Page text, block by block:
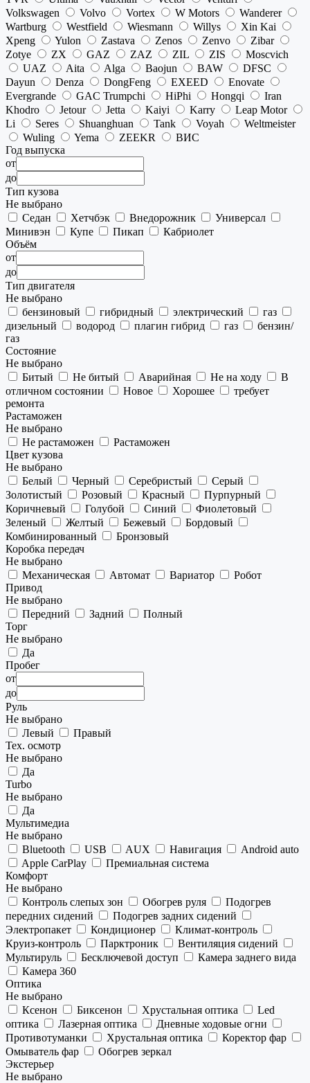
Volkswagen
Volvo Vortex W Motors
Wanderer
Wartburg
Westfield Wiesmann Willys
Xin Kai
Xpeng
Yulon Zastava Zenos Zenvo
Zibar
Zotye
ZX GAZ ZAZ ZIL ZIS
Moscvich
UAZ
Aita Alga Baojun BAW
DFSC
Dayun
Denza DongFeng EXEED
Enovate
Evergrande
GAC Trumpchi HiPhi Hongqi
Iran
Khodro
Jetour Jetta Kaiyi Karry
Leap Motor
Li
Seres Shuanghuan Tank Voyah
Weltmeister
Wuling
Yema ZEEKR
ВИС
Год выпуска
от
до
Тип кузова
Не выбрано
Седан
Хетчбэк Внедорожник
Универсал
Минивэн
Купе Пикап
Кабриолет
Объём
от
до
Тип двигателя
Не выбрано
бензиновый
гибридный электрический
газ
дизельный
водород плагин гибрид газ
бензин/
газ
Состояние
Не выбрано
Битый
Не битый Аварийная Не на ходу
В
отличном состоянии
Новое Хорошее
требует
ремонта
Растаможен
Не выбрано
Не растаможен
Растаможен
Цвет кузова
Не выбрано
Белый
Черный Серебристый
Серый
Золотистый
Розовый Красный
Пурпурный
Коричневый
Голубой Синий
Фиолетовый
Зеленый
Желтый Бежевый
Бордовый
Комбинированный
Бронзовый
Коробка передач
Не выбрано
Механическая
Автомат Вариатор
Робот
Привод
Не выбрано
Передний
Задний
Полный
Торг
Не выбрано
Да
Пробег
от
до
Руль
Не выбрано
Левый
Правый
Тех. осмотр
Не выбрано
Да
Turbo
Не выбрано
Да
Мультимедиа
Не выбрано
Bluetooth
USB AUX Навигация
Android auto
Apple CarPlay
Премиальная система
Комфорт
Не выбрано
Контроль слепых зон
Обогрев руля
Подогрев
передних сидений
Подогрев задних сидений
Электропакет
Кондиционер
Климат-контроль
Круиз-контроль
Парктроник
Вентиляция сидений
Мультируль
Бесключевой доступ
Камера заднего вида
Камера 360
Оптика
Не выбрано
Ксенон
Биксенон Хрустальная оптика
Led
оптика
Лазерная оптика
Дневные ходовые огни
Противотуманки
Хрустальная оптика
Коректор фар
Омыватель фар
Обогрев зеркал
Экстерьер
Не выбрано